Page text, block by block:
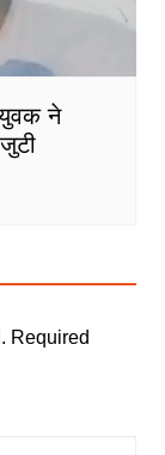
युवक ने
Required